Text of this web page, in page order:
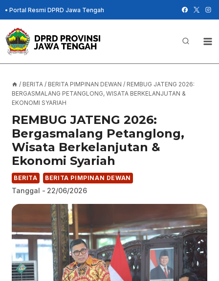
Skip
to
content
• Portal Resmi DPRD Jawa Tengah
/ BERITA / BERITA PIMPINAN DEWAN / REMBUG JATENG 2026:
BERGASMALANG PETANGLONG, WISATA BERKELANJUTAN &
EKONOMI SYARIAH
REMBUG JATENG 2026:
Bergasmalang Petanglong,
Wisata Berkelanjutan &
Ekonomi Syariah
BERITA BERITA PIMPINAN DEWAN
Tanggal - 22/06/2026